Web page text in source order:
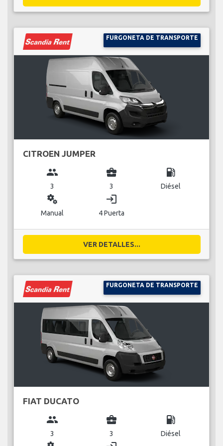
FURGONETA DE TRANSPORTE
CITROEN JUMPER
group
3
business_center
3
local_gas_station
Diésel
miscellaneous_services
Manual
login
4 Puerta
VER DETALLES...
FURGONETA DE TRANSPORTE
FIAT DUCATO
group
3
business_center
3
local_gas_station
Diésel